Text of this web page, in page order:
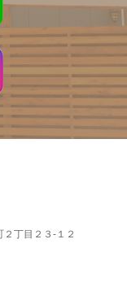
丁目２３-１２